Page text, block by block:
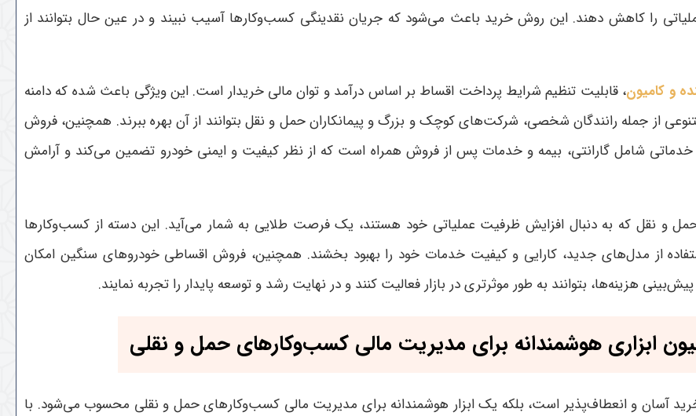
را کاهش دهند. این روش خرید باعث می‌شود که جریان نقدینگی کسب‌وکارها آسیب نبیند و در عین حال بتوانند از
و کامیون، قابلیت تنظیم شرایط پرداخت اقساط بر اساس درآمد و توان مالی خریدار است. این ویژگی باعث شده که دامنه
از جمله رانندگان شخصی، شرکت‌های کوچک و بزرگ و پیمانکاران حمل و نقل بتوانند از آن بهره ببرند. همچنین، فروش
خدماتی شامل گارانتی، بیمه و خدمات پس از فروش همراه است که از نظر کیفیت و ایمنی خودرو تضمین می‌کند و آرامش
و نقل که به دنبال افزایش ظرفیت عملیاتی خود هستند، یک فرصت طلایی به شمار می‌آید. این دسته از کسب‌وکارها
استفاده از مدل‌های جدید، کارایی و کیفیت خدمات خود را بهبود بخشند. همچنین، فروش اقساطی خودروهای سنگین امکان
هزینه‌ها، بتوانند به طور موثرتری در بازار فعالیت کنند و در نهایت رشد و توسعه پایدار را تجربه نمایند.
ابزاری هوشمندانه برای مدیریت مالی کسب‌وکارهای حمل و نقلی
آسان و انعطاف‌پذیر است، بلکه یک ابزار هوشمندانه برای مدیریت مالی کسب‌وکارهای حمل و نقلی محسوب می‌شود. با